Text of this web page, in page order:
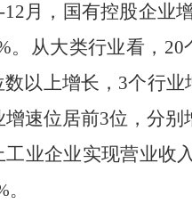
12月，国有控股企业
。从大类行业看， 20
以上增长， 3个行业
速位居前3位，分别
工业企业实现营业收
。